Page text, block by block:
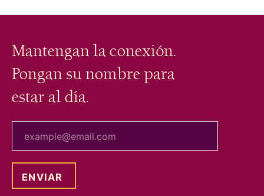
Mantengan la conexión.
Pongan su nombre para
estar al día.